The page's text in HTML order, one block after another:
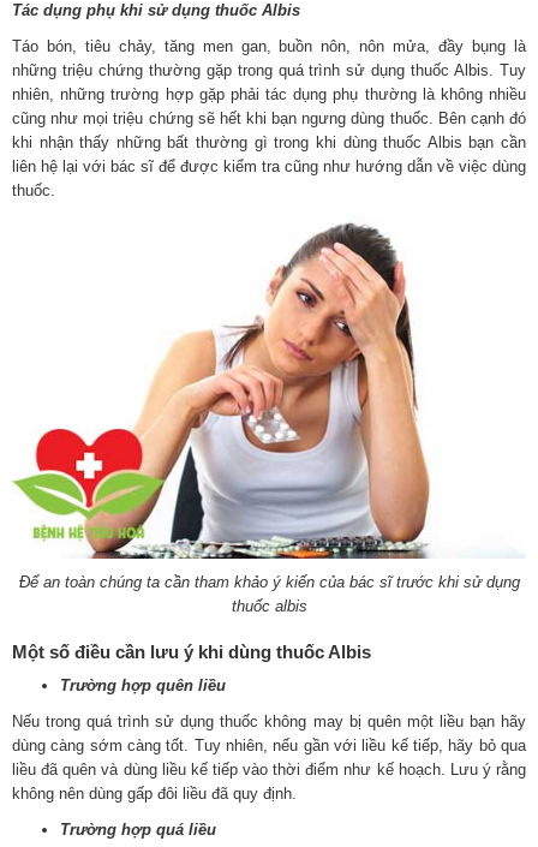
Tác dụng phụ khi sử dụng thuốc Albis
Táo bón, tiêu chảy, tăng men gan, buồn nôn, nôn mửa, đầy bụng là
những triệu chứng thường gặp trong quá trình sử dụng thuốc Albis. Tuy
nhiên, những trường hợp gặp phải tác dụng phụ thường là không nhiều
cũng như mọi triệu chứng sẽ hết khi bạn ngưng dùng thuốc. Bên cạnh đó
khi nhận thấy những bất thường gì trong khi dùng thuốc Albis bạn cần
liên hệ lại với bác sĩ để được kiểm tra cũng như hướng dẫn về việc dùng
thuốc.
Để an toàn chúng ta cần tham khảo ý kiến của bác sĩ trước khi sử dụng
thuốc albis
Một số điều cần lưu ý khi dùng thuốc Albis
Trường hợp quên liều
Nếu trong quá trình sử dụng thuốc không may bị quên một liều bạn hãy
dùng càng sớm càng tốt. Tuy nhiên, nếu gần với liều kế tiếp, hãy bỏ qua
liều đã quên và dùng liều kế tiếp vào thời điểm như kế hoạch. Lưu ý rằng
không nên dùng gấp đôi liều đã quy định.
Trường hợp quá liều